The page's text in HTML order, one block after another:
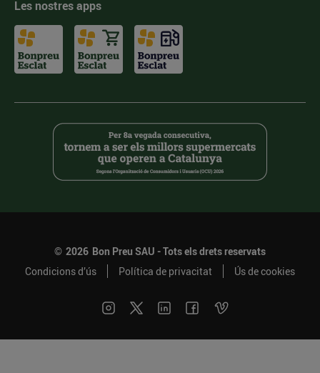
Les nostres apps
© 2026 Bon Preu SAU - Tots els drets reservats
Condicions d’ús
Política de privacitat Ús de cookies